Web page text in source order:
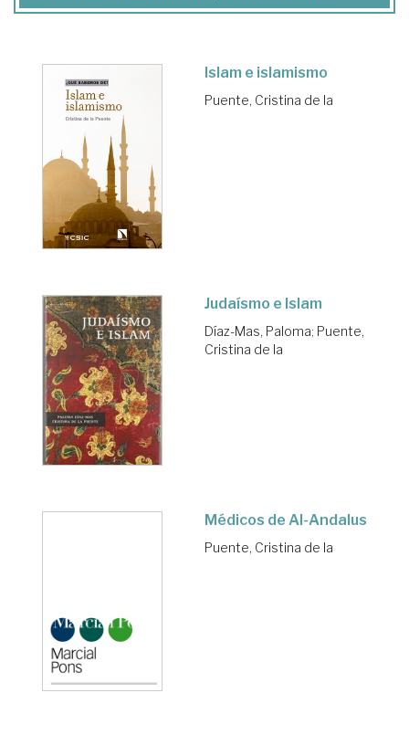
Islam e islamismo
Puente, Cristina de la
Judaísmo e Islam
Díaz-Mas, Paloma; Puente,
Cristina de la
Médicos de Al-Andalus
Puente, Cristina de la